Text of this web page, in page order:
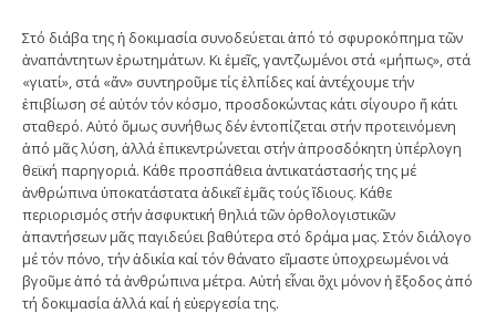
Στό διάβα της ἡ δοκιμασία συνοδεύεται ἀπό τό σφυροκόπημα τῶν
ἀναπάντητων ἐρωτημάτων. Κι ἐμεῖς, γαντζωμένοι στά «μήπως», στά
«γιατί», στά «ἄν» συντηροῦμε τίς ἐλπίδες καί ἀντέχουμε τήν
ἐπιβίωση σέ αὐτόν τόν κόσμο, προσδοκώντας κάτι σίγουρο ἤ κάτι
σταθερό. Αὐτό ὅμως συνήθως δέν ἐντοπίζεται στήν προτεινόμενη
ἀπό μᾶς λύση, ἀλλά ἐπικεντρώνεται στήν ἀπροσδόκητη ὑπέρλογη
θεϊκή παρηγοριά. Κάθε προσπάθεια ἀντικατάστασής της μέ
ἀνθρώπινα ὑποκατάστατα ἀδικεῖ ἐμᾶς τούς ἴδιους. Κάθε
περιορισμός στήν ἀσφυκτική θηλιά τῶν ὀρθολογιστικῶν
ἀπαντήσεων μᾶς παγιδεύει βαθύτερα στό δράμα μας. Στόν διάλογο
μέ τόν πόνο, τήν ἀδικία καί τόν θάνατο εἴμαστε ὑποχρεωμένοι νά
βγοῦμε ἀπό τά ἀνθρώπινα μέτρα. Αὐτή εἶναι ὄχι μόνον ἡ ἔξοδος ἀπό
τή δοκιμασία ἀλλά καί ἡ εὐεργεσία της.